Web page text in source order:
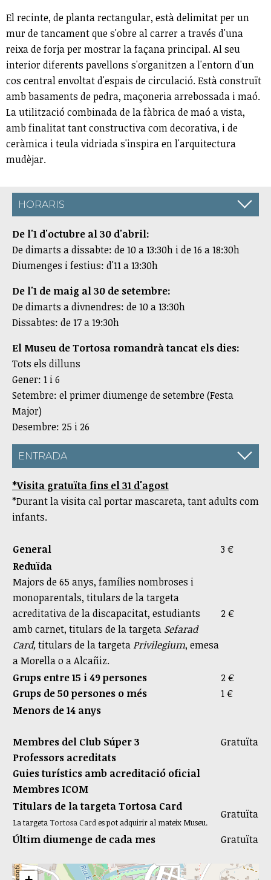
El recinte, de planta rectangular, està delimitat per un
mur de tancament que s'obre al carrer a través d'una
reixa de forja per mostrar la façana principal. Al seu
interior diferents pavellons s'organitzen a l'entorn d'un
cos central envoltat d'espais de circulació. Està construït
amb basaments de pedra, maçoneria arrebossada i maó.
La utilització combinada de la fàbrica de maó a vista,
amb finalitat tant constructiva com decorativa, i de
ceràmica i teula vidriada s'inspira en l'arquitectura
mudèjar.
HORARIS
De l'1 d'oct​ubre al 30 d'abril:
De dimarts a dissabte: de 10 a 13:30h i de 16 a 18:30h
Diumenges i festius: d'11 a 13:30h
De l'1 de maig al 30 de setembre:
De dimarts a divnendres: de 10 a 13:30h
Dissabtes: de 17 a 19:30h
El Museu de Tortosa romandrà tancat els dies:
Tots els dilluns
Gener: 1 i 6
Setembre: el primer diumenge de setembre (Festa
Major)
Desembre: 25 i 26
ENTRADA
*Visita gratuïta fins el 31 d'agost
*Durant la visita cal portar mascareta, tant adults com
infants.
General
3 €
Reduïda
Majors de 65 anys, famílies nombroses i
monoparentals, titulars de la targeta
acreditativa de la discapacitat, estudiants
amb carnet, titulars de la targeta Sefarad
Card,titulars de la targetaPrivilegium, emesa
a Morella o a Alcañiz.
2 €
Grups entre 15 i 49 persones
Grups de 50 persones o més
2 €
1 €
Menors de 14 anys
Membres del Club Súper 3
Professors acreditats
Guies turístics amb acreditació oficial
Membres ICOM
Gratuïta
Titulars de la targeta Tortosa Card
La targetaTortosa Cardes pot adquirir al mateix Museu.
Gratuïta
Últim diumenge de cada mes
Gratuïta